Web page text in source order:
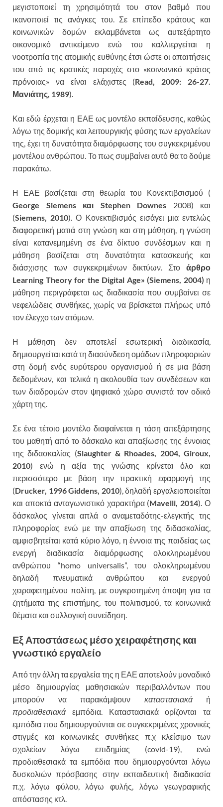
μεγιστοποιεί τη χρησιμότητά του στον βαθμό που
ικανοποιεί τις ανάγκες του. Σε επίπεδο κράτους και
κοινωνικών δομών εκλαμβάνεται ως αυτεξάρτητο
οικονομικό αντικείμενο ενώ του καλλιεργείται η
νοοτροπία της ατομικής ευθύνης έτσι ώστε οι απαιτήσεις
του από τις κρατικές παροχές στο «κοινωνικό κράτος
πρόνοιας» να είναι ελάχιστες (Read, 2009: 26-27.
Μανιάτης, 1989).
Και εδώ έρχεται η ΕΑΕ ως μοντέλο εκπαίδευσης, καθώς
λόγω της δομικής και λειτουργικής φύσης των εργαλείων
της, έχει τη δυνατότητα διαμόρφωσης του συγκεκριμένου
μοντέλου ανθρώπου. Το πως συμβαίνει αυτό θα το δούμε
παρακάτω.
Η ΕΑΕ βασίζεται στη θεωρία του Κονεκτιβσισμού (
George Siemens και Stephen Downes 2008) και
(Siemens, 2010). Ο Κονεκτιβισμός εισάγει μια εντελώς
διαφορετική ματιά στη γνώση και στη μάθηση, η γνώση
είναι κατανεμημένη σε ένα δίκτυο συνδέσμων και η
μάθηση βασίζεται στη δυνατότητα κατασκευής και
διάσχισης των συγκεκριμένων δικτύων. Στο άρθρο
Learning Theory for the Digital Age» (Siemens, 2004) η
μάθηση περιγράφεται ως διαδικασία που συμβαίνει σε
νεφελώδεις συνθήκες, χωρίς να βρίσκεται πλήρως υπό
τον έλεγχο των ατόμων.
Η μάθηση δεν αποτελεί εσωτερική διαδικασία,
δημιουργείται κατά τη διασύνδεση ομάδων πληροφοριών
στη δομή ενός ευρύτερου οργανισμού ή σε μια βάση
δεδομένων, και τελικά η ακολουθία των συνδέσεων και
των διαδρομών στον ψηφιακό χώρο συνιστά τον οδικό
χάρτη της.
Σε ένα τέτοιο μοντέλο διαφαίνεται η τάση απεξάρτησης
του μαθητή από το δάσκαλο και απαξίωσης της έννοιας
της διδασκαλίας (Slaughter & Rhoades, 2004, Giroux,
2010) ενώ η αξία της γνώσης κρίνεται όλο και
περισσότερο με βάση την πρακτική εφαρμογή της
(Drucker, 1996 Giddens, 2010), δηλαδή εργαλειοποιείται
και αποκτά ανταγωνιστικό χαρακτήρα (Mavelli, 2014). Ο
δάσκαλος γίνεται απλά ο αναμεταδότης-ελεγκτής της
πληροφορίας ενώ με την απαξίωση της διδασκαλίας,
αμφισβητείται κατά κύριο λόγο, η έννοια της παιδείας ως
ενεργή διαδικασία διαμόρφωσης ολοκληρωμένου
ανθρώπου “homo universalis”, του ολοκληρωμένου
δηλαδή πνευματικά ανθρώπου και ενεργού
χειραφετημένου πολίτη, με συγκροτημένη άποψη για τα
ζητήματα της επιστήμης, του πολιτισμού, τα κοινωνικά
θέματα και συλλογική συνείδηση.
Εξ Αποστάσεως μέσο χειραφέτησης και
γνωστικό εργαλείο
Από την άλλη τα εργαλεία της η ΕΑΕ αποτελούν μοναδικό
μέσο δημιουργίας μαθησιακών περιβαλλόντων που
μπορούν να παρακάμψουν καταστασιακά ή
προδιαθεσιακάεμπόδια. Καταστασιακά ορίζονται τα
εμπόδια που δημιουργούνται σε συγκεκριμένες χρονικές
στιγμές και κοινωνικές συνθήκες π.χ κλείσιμο των
σχολείων λόγω επιδημίας (covid-19), ενώ
προδιαθεσιακά τα εμπόδια που δημιουργούνται λόγω
δυσκολιών πρόσβασης στην εκπαιδευτική διαδικασία
π.χ. λόγω φύλου, λόγω φυλής, λόγω γεωγραφικής
απόστασης κτλ.